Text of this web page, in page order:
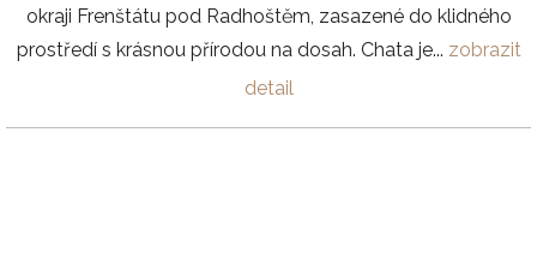
okraji Frenštátu pod Radhoštěm, zasazené do klidného
prostředí s krásnou přírodou na dosah. Chata je... zobrazit
detail